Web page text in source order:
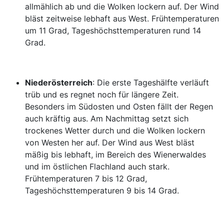
allmählich ab und die Wolken lockern auf. Der Wind
bläst zeitweise lebhaft aus West. Frühtemperaturen
um 11 Grad, Tageshöchsttemperaturen rund 14
Grad.
Niederösterreich: Die erste Tageshälfte verläuft
trüb und es regnet noch für längere Zeit.
Besonders im Südosten und Osten fällt der Regen
auch kräftig aus. Am Nachmittag setzt sich
trockenes Wetter durch und die Wolken lockern
von Westen her auf. Der Wind aus West bläst
mäßig bis lebhaft, im Bereich des Wienerwaldes
und im östlichen Flachland auch stark.
Frühtemperaturen 7 bis 12 Grad,
Tageshöchsttemperaturen 9 bis 14 Grad.